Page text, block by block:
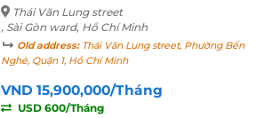
Thái Văn Lung street
, Sài Gòn ward, Hồ Chí Minh
Old address:Thái Văn Lung street, Phường Bến
Nghé, Quận 1, Hồ Chí Minh
VND 15,900,000/Tháng
USD 600/Tháng